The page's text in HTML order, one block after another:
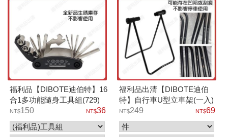
福利品【DIBOTE迪伯特】16
合1多功能隨身工具組(729)
150
36
福利品出清【DIBOTE迪伯
特】自行車U型立車架(一入)
249
69